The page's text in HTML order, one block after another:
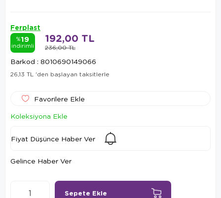
Ferplast
%19
indirimli 236,00 TL
192,00 TL
Barkod : 8010690149066
26,13 TL 'den başlayan taksitlerle
Favorilere Ekle
Koleksiyona Ekle
Fiyat Düşünce Haber Ver
Gelince Haber Ver